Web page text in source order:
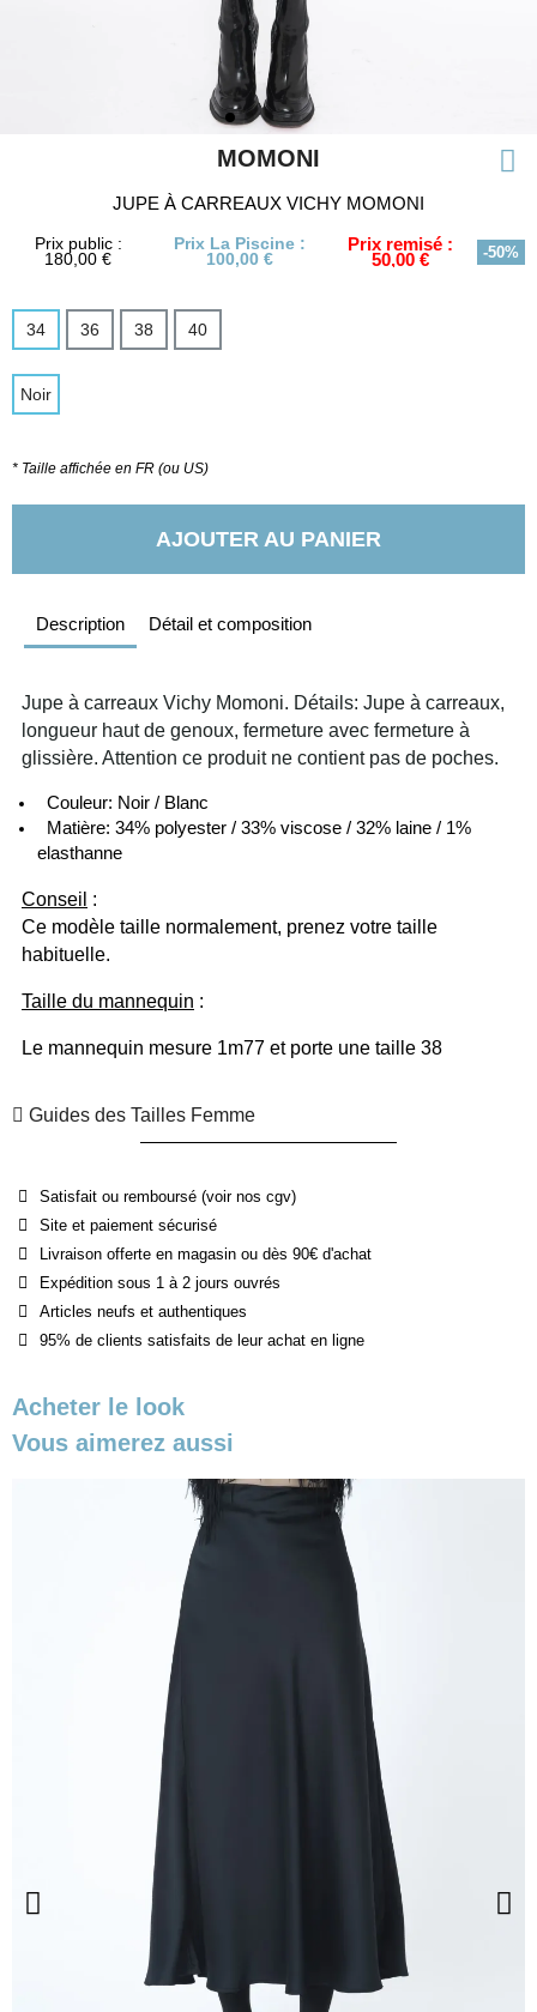
MOMONI
JUPE À CARREAUX VICHY MOMONI
Prix public :
180,00 €
Prix La Piscine :
100,00 €
Prix remisé :
50,00 € -50%
34 36 38 40
Noir
* Taille affichée en FR (ou US)
AJOUTER AU PANIER
Description Détail et composition
Jupe à carreaux Vichy Momoni. Détails: Jupe à carreaux,
longueur haut de genoux, fermeture avec fermeture à
glissière. Attention ce produit ne contient pas de poches.
Couleur: Noir / Blanc
Matière: 34% polyester / 33% viscose / 32% laine / 1%
elasthanne
Conseil :
Ce modèle taille normalement, prenez votre taille
habituelle.
Taille du mannequin :
Le mannequin mesure 1m77 et porte une taille 38
Guides des Tailles Femme
Satisfait ou remboursé (voir nos cgv)
Site et paiement sécurisé
Livraison offerte en magasin ou dès 90€ d'achat
Expédition sous 1 à 2 jours ouvrés
Articles neufs et authentiques
95% de clients satisfaits de leur achat en ligne
Acheter le look
Vous aimerez aussi